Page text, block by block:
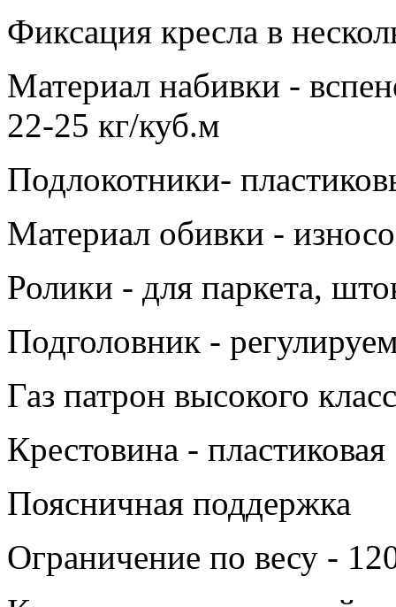
Фиксация кресла в
Материал набивки -
22-25 кг/куб.м
Подлокотники-
Материал обивки -
Ролики - для паркета,
Подголовник -
Газ патрон высокого
Крестовина - пластиковая
Поясничная поддержка
Ограничение по весу -